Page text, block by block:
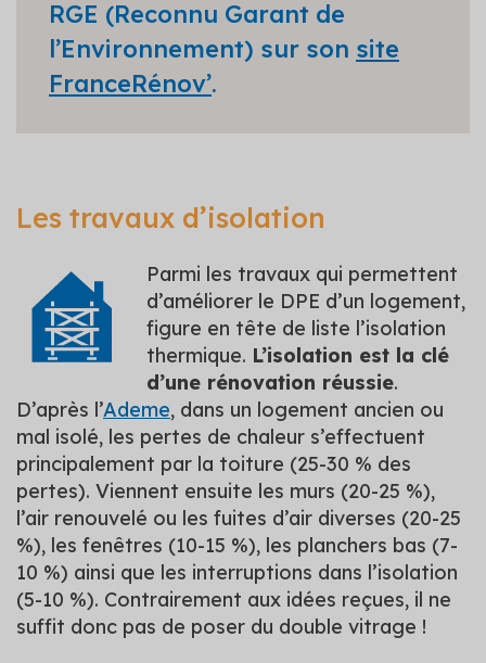
RGE (Reconnu Garant de
l’Environnement) sur son site
FranceRénov’.
Les travaux d’isolation
Parmi les travaux qui permettent
d’améliorer le DPE d’un logement,
figure en tête de liste l’isolation
thermique. L’isolation est la clé
d’une rénovation réussie.
D’après l’Ademe, dans un logement ancien ou
mal isolé, les pertes de chaleur s’effectuent
principalement par la toiture (25-30 % des
pertes). Viennent ensuite les murs (20-25 %),
l’air renouvelé ou les fuites d’air diverses (20-25
%), les fenêtres (10-15 %), les planchers bas (7-
10 %) ainsi que les interruptions dans l’isolation
(5-10 %). Contrairement aux idées reçues, il ne
suffit donc pas de poser du double vitrage !